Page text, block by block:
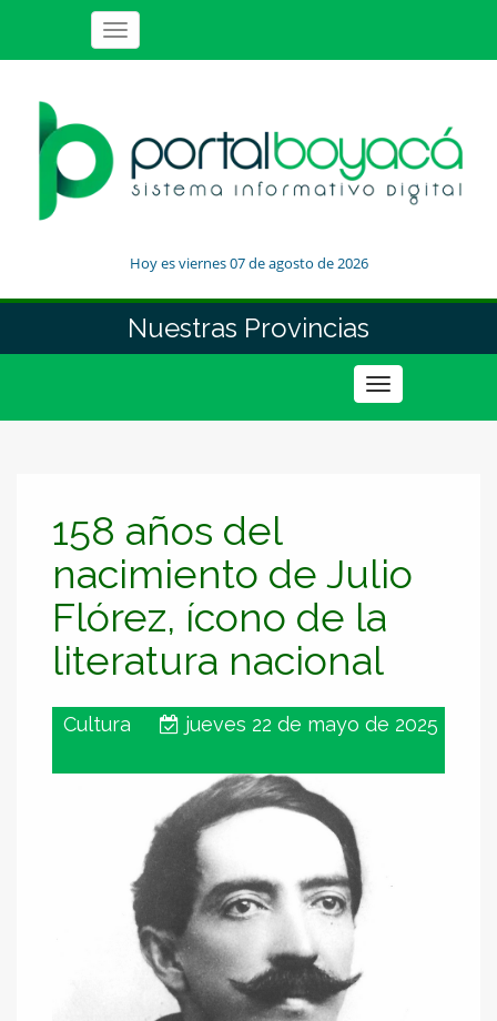
Toggle
navigation
Hoy es viernes 07 de agosto de 2026
Nuestras Provincias
Toggle
158 años del
nacimiento de Julio
Flórez, ícono de la
literatura nacional
Cultura jueves 22 de mayo de 2025